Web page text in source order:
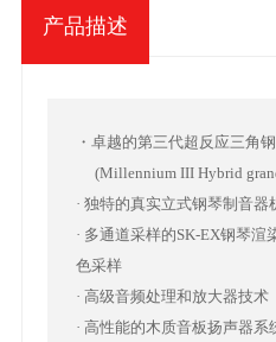
产品描述
・卓越的第三代超反应三角
(Millennium III Hybrid
· 独特的真实立式钢琴制音器
· 多通道采样的SK-EX钢琴
色采样
· 高级音频处理和放大器技术
· 高性能的木质音板扬声器系